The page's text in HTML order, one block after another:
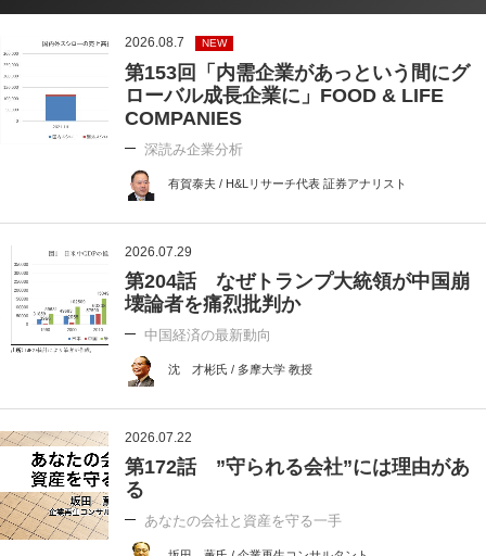
2026.08.7 NEW
第153回「内需企業があっという間にグ
ローバル成長企業に」FOOD & LIFE
COMPANIES
深読み企業分析
有賀泰夫 / H&Lリサーチ代表 証券アナリスト
2026.07.29
第204話 なぜトランプ大統領が中国崩
壊論者を痛烈批判か
中国経済の最新動向
沈 才彬氏 / 多摩大学 教授
2026.07.22
第172話 ”守られる会社”には理由があ
る
あなたの会社と資産を守る一手